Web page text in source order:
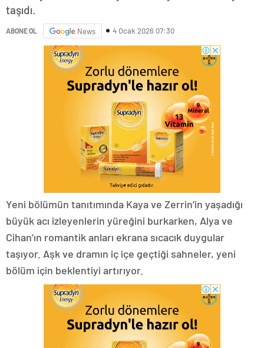
taşıdı.
ABONE OL News 4 Ocak 2026 07:30
Yeni bölümün tanıtımında Kaya ve Zerrin’in yaşadığı
büyük acı izleyenlerin yüreğini burkarken, Alya ve
Cihan’ın romantik anları ekrana sıcacık duygular
taşıyor. Aşk ve dramın iç içe geçtiği sahneler, yeni
bölüm için beklentiyi artırıyor.